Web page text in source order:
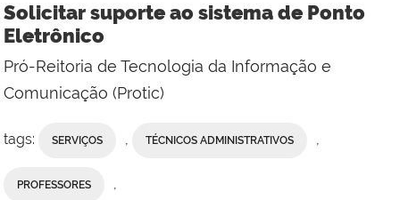
Solicitar suporte ao sistema de Ponto
Eletrônico
Pró-Reitoria de Tecnologia da Informação e
Comunicação (Protic)
tags: SERVIÇOS TÉCNICOS ADMINISTRATIVOS
PROFESSORES